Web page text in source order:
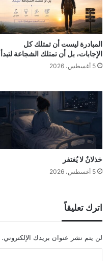
المبادرة ليست أن تمتلك كل
الإجابات، بل أن تمتلك الشجاعة لتبدأ
5 أغسطس، 2026
خذلانٌ لا يُغتفر
5 أغسطس، 2026
اترك تعليقاً
لن يتم نشر عنوان بريدك الإلكتروني.